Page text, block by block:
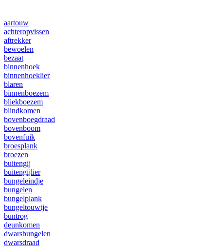
aartouw
achteropvissen
aftrekker
bewoelen
bezaat
binnenhoek
binnenhoeklier
blaren
binnenboezem
bliekboezem
blindkomen
bovenboegdraad
bovenboom
bovenfuik
broesplank
broezen
buitengij
buitengijlier
bungeleindje
bungelen
bungelplank
bungeltouwtje
buntrog
deunkomen
dwarsbungelen
dwarsdraad